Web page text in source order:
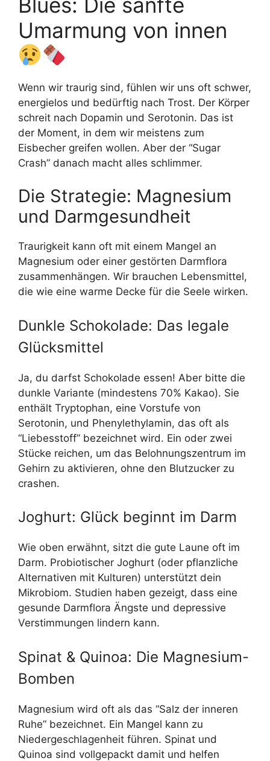
Umarmung von innen
Wenn wir traurig sind, fühlen wir uns oft schwer,
energielos und bedürftig nach Trost. Der Körper
schreit nach Dopamin und Serotonin. Das ist
der Moment, in dem wir meistens zum
Eisbecher greifen wollen. Aber der “Sugar
Crash” danach macht alles schlimmer.
Die Strategie: Magnesium
und Darmgesundheit
Traurigkeit kann oft mit einem Mangel an
Magnesium oder einer gestörten Darmflora
zusammenhängen. Wir brauchen Lebensmittel,
die wie eine warme Decke für die Seele wirken.
Dunkle Schokolade: Das legale
Glücksmittel
Ja, du darfst Schokolade essen! Aber bitte die
dunkle Variante (mindestens 70% Kakao). Sie
enthält Tryptophan, eine Vorstufe von
Serotonin, und Phenylethylamin, das oft als
“Liebesstoff” bezeichnet wird. Ein oder zwei
Stücke reichen, um das Belohnungszentrum im
Gehirn zu aktivieren, ohne den Blutzucker zu
crashen.
Joghurt: Glück beginnt im Darm
Wie oben erwähnt, sitzt die gute Laune oft im
Darm. Probiotischer Joghurt (oder pflanzliche
Alternativen mit Kulturen) unterstützt dein
Mikrobiom. Studien haben gezeigt, dass eine
gesunde Darmflora Ängste und depressive
Verstimmungen lindern kann.
Spinat & Quinoa: Die Magnesium-
Bomben
Magnesium wird oft als das “Salz der inneren
Ruhe” bezeichnet. Ein Mangel kann zu
Niedergeschlagenheit führen. Spinat und
Quinoa sind vollgepackt damit und helfen